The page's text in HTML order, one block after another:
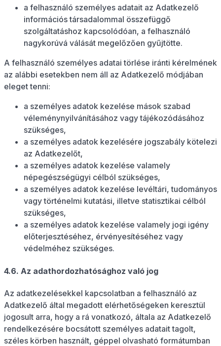
a felhasználó személyes adatait az Adatkezelő
információs társadalommal összefüggő
szolgáltatáshoz kapcsolódóan, a felhasználó
nagykorúvá válását megelőzően gyűjtötte.
A felhasználó személyes adatai törlése iránti kérelmének
az alábbi esetekben nem áll az Adatkezelő módjában
eleget tenni:
a személyes adatok kezelése mások szabad
véleménynyilvánításához vagy tájékozódásához
szükséges,
a személyes adatok kezelésére jogszabály kötelezi
az Adatkezelőt,
a személyes adatok kezelése valamely
népegészségügyi célból szükséges,
a személyes adatok kezelése levéltári, tudományos
vagy történelmi kutatási, illetve statisztikai célból
szükséges,
a személyes adatok kezelése valamely jogi igény
előterjesztéséhez, érvényesítéséhez vagy
védelméhez szükséges.
4.6. Az adathordozhatósághoz való jog
Az adatkezelésekkel kapcsolatban a felhasználó az
Adatkezelő által megadott elérhetőségeken keresztül
jogosult arra, hogy a rá vonatkozó, általa az Adatkezelő
rendelkezésére bocsátott személyes adatait tagolt,
széles körben használt, géppel olvasható formátumban